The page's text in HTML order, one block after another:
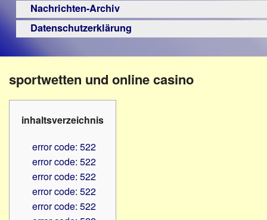
Frühförderung
Schule
–
Beruf
Hilfsmittel
-
PC
Augenoptiker
Berufsbildungswerke
Hörbüchereien
Reha-
Lehrer
Verbände
Nachrichten-Archiv
Datenschutzerklärung
sportwetten und online casino
inhaltsverzeichnis
error code: 522
error code: 522
error code: 522
error code: 522
error code: 522